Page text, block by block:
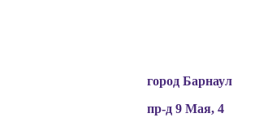
город Барнаул
пр-д 9 Мая, 4